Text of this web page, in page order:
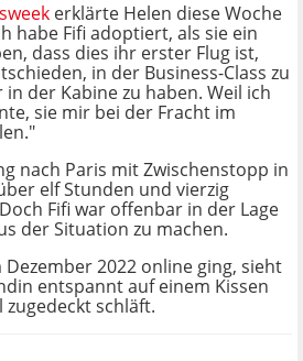
erklärte Helen diese Woche
habe Fifi adoptiert, als sie ein
dass dies ihr erster Flug ist,
in der Business-Class zu
der Kabine zu haben. Weil ich
sie mir bei der Fracht im
nach Paris mit Zwischenstopp in
elf Stunden und vierzig
Fifi war offenbar in der Lage
der Situation zu machen.
2022 online ging, sieht
entspannt auf einem Kissen
zugedeckt schläft.